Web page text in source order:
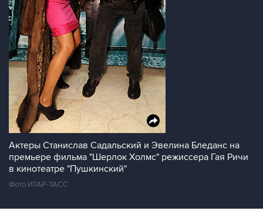
Актеры Станислав Садальский и Эвелина Бледанс на
премьере фильма "Шерлок Холмс" режиссера Гая Ричи
в кинотеатре "Пушкинский"
Фото ИТАР-ТАСС